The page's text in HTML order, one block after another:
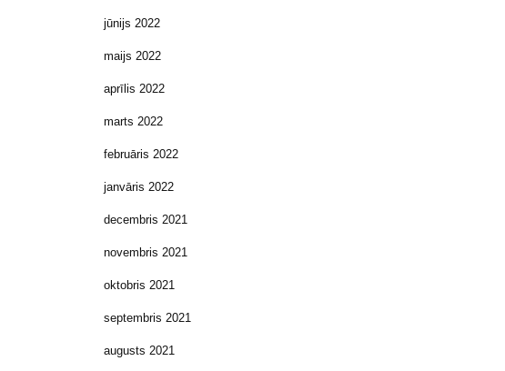
jūnijs 2022
maijs 2022
aprīlis 2022
marts 2022
februāris 2022
janvāris 2022
decembris 2021
novembris 2021
oktobris 2021
septembris 2021
augusts 2021